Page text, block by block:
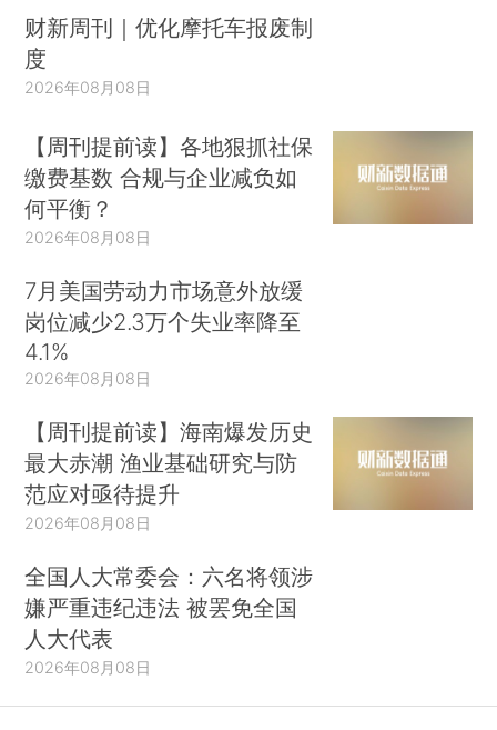
财新周刊｜优化摩托车报废制
度
2026年08月08日
【周刊提前读】各地狠抓社保
缴费基数 合规与企业减负如
何平衡？
2026年08月08日
7月美国劳动力市场意外放缓
岗位减少2.3万个失业率降至
4.1%
2026年08月08日
【周刊提前读】海南爆发历史
最大赤潮 渔业基础研究与防
范应对亟待提升
2026年08月08日
全国人大常委会：六名将领涉
嫌严重违纪违法 被罢免全国
人大代表
2026年08月08日